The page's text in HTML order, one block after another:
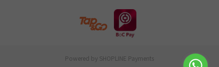
Powered by SHOPLINE Payments